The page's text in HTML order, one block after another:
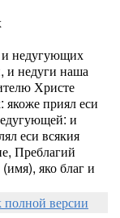
недугующих
и недуги наша
Христе
приял еси
и
еси всякия
Преблагий
яко благ и
полной версии